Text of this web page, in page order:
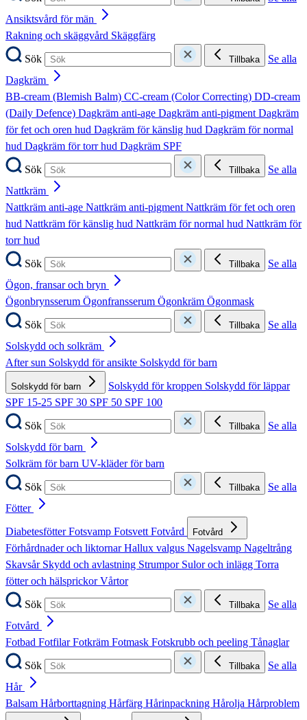
Ansiktsvård för män
Rakning och skäggvård Skäggfärg
Sök
Tillbaka
Se alla
Dagkräm
BB-cream (Blemish Balm) CC-cream (Color Correcting) DD-cream
(Daily Defence) Dagkräm anti-age Dagkräm anti-pigmentDagkräm
för fet och oren hud Dagkräm för känslig hud Dagkräm för normal
hud Dagkräm för torr hud Dagkräm SPF
Sök
Tillbaka
Se alla
Nattkräm
Nattkräm anti-age Nattkräm anti-pigmentNattkräm för fet och oren
hud Nattkräm för känslig hud Nattkräm för normal hud Nattkräm för
torr hud
Sök
Tillbaka
Se alla
Ögon, fransar och bryn
Ögonbrynsserum Ögonfransserum Ögonkräm Ögonmask
Sök
Tillbaka
Se alla
Solskydd och solkräm
After sun Solskydd för ansikte Solskydd för barn
Solskydd för barn Solskydd för kroppen Solskydd för läppar
SPF 15-25 SPF 30 SPF 50 SPF 100
Sök
Tillbaka
Se alla
Solskydd för barn
Solkräm för barn UV-kläder för barn
Sök
Tillbaka
Se alla
Fötter
DiabetesfötterFotsvamp FotsvettFotvård Fotvård
Förhårdnader och liktornarHallux valgus Nagelsvamp Nageltrång
Skavsår Skydd och avlastning Strumpor Sulor och inlägg Torra
fötter och hälsprickorVårtor
Sök
Tillbaka
Se alla
Fotvård
Fotbad FotfilarFotkräm Fotmask Fotskrubb och peeling Tånaglar
Sök
Tillbaka
Se alla
Hår
Balsam Hårborttagning Hårfärg Hårinpackning Hårolja Hårproblem